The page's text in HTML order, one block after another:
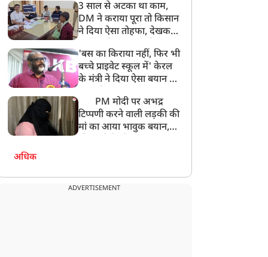
साथ निकाली अंतिम यात्रा
3 साल से अटका था काम,
DM ने कराया पूरा तो किसान
ने दिया ऐसा तोहफा, देखकर
अनमोल कुछ नहीं
'बस का किराया नहीं, फिर भी
बच्चे प्राइवेट स्कूल में' केरल
के मंत्री ने दिया ऐसा बयान की
PM मोदी पर अभद्र
टिप्पणी करने वाली लड़की की
मां का आया भावुक बयान,
अधिक
ADVERTISEMENT